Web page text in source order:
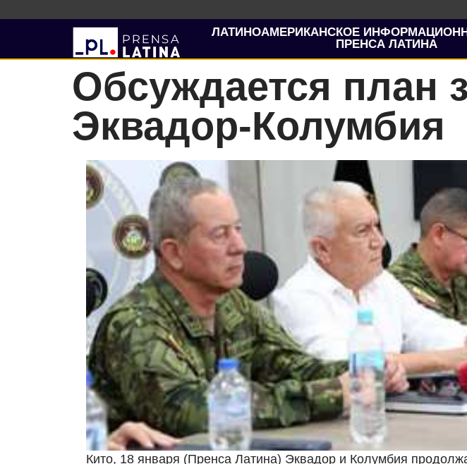
ЛАТИНОАМЕРИКАНСКОЕ
ПРЕНСА ЛАТИНА
Обсуждается план
Эквадор-Колумбия
Кито, 18 января (Пренса Латина) Эквадор и Колумбия